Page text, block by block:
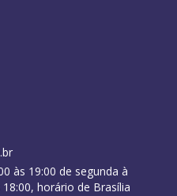
às 19:00 de segunda à
horário de Brasília